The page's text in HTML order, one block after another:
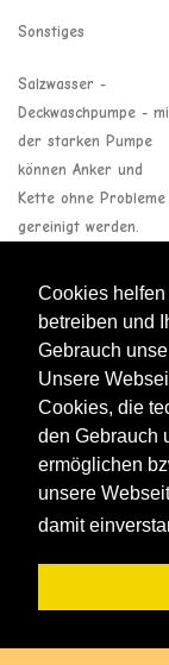
Cookies
betreiben und
Gebrauch
Unsere
Cookies, die
den Gebrauch
ermöglichen
unsere
damit
Sonstiges
Salzwasser -
Deckwaschpumpe -
der starken Pumpe
können Anker und
Kette ohne Probleme
gereinigt werden.
Ankerwirbel
Mehr Info gibt's unter: